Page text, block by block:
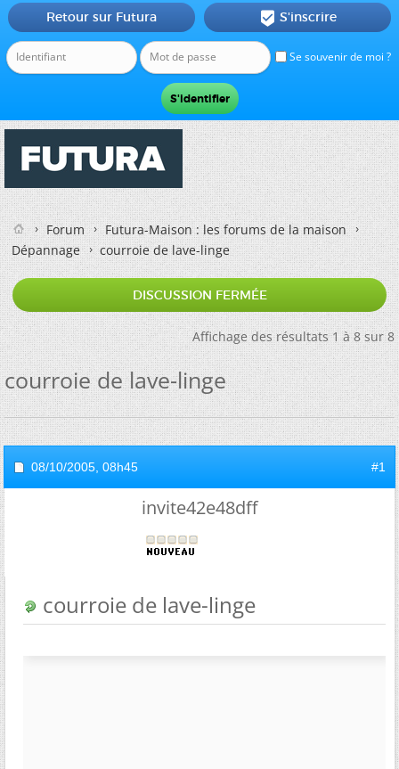
Se souvenir de moi ?
Retour sur Futura  S'inscrire
Forum
Futura-Maison : les forums de la maison
Dépannage
courroie de lave-linge
DISCUSSION FERMÉE
Affichage des résultats 1 à 8 sur 8
courroie de lave-linge
08/10/2005, 08h45 #1
invite42e48dff
courroie de lave-linge